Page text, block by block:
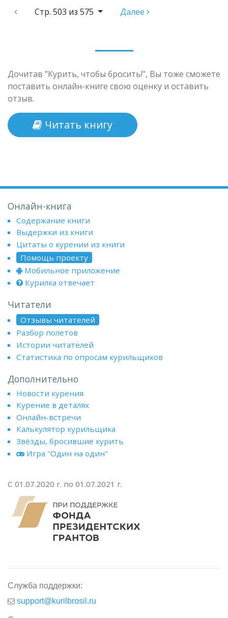
Стр. 503 из 575 Далее
Дочитав "Курить, чтобы бросить!", Вы тоже сможете
поставить онлайн-книге свою оценку и оставить
отзыв.
Читать книгу
Онлайн-книга
Содержание книги
Выдержки из книги
Цитаты о курении из книги
Помощь проекту
Мобильное приложение
Курилка отвечает
Читатели
Отзывы читателей
Разбор полётов
Истории читателей
Статистика по опросам курильщиков
Дополнительно
Новости курения
Курение в деталях
Онлайн-встречи
Калькулятор курильщика
Звёзды, бросившие курить
Игра "Один на один"
С 01.07.2020 г. по 01.07.2021 г.
Служба поддержки:
support@kurilbrosil.ru